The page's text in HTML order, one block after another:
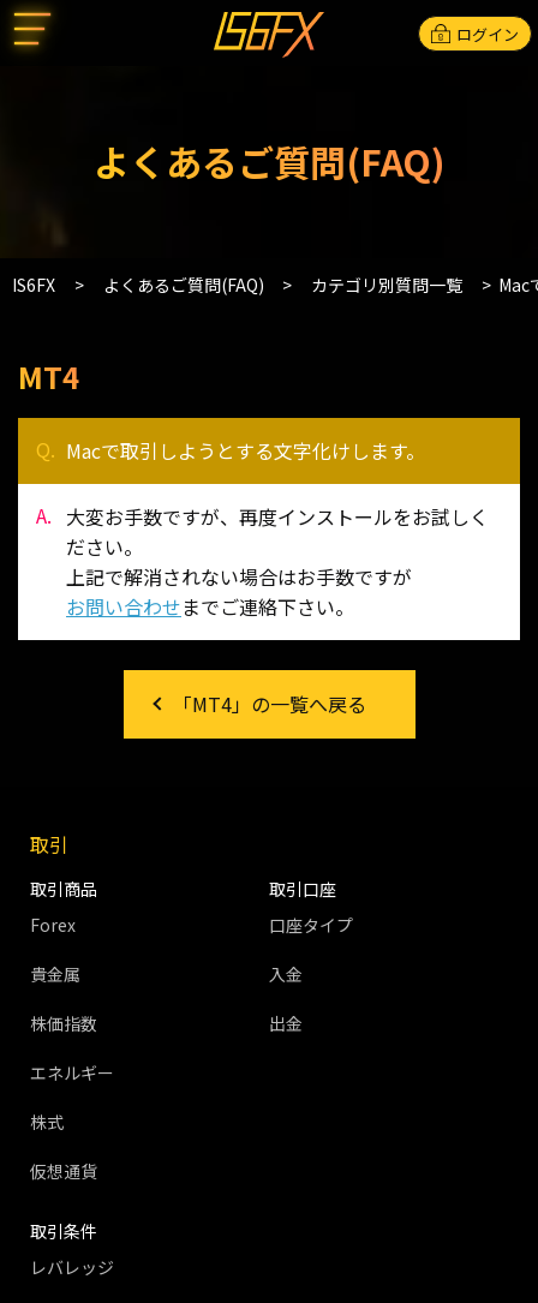
ログイン
よくあるご質問(FAQ)
IS6FX よくあるご質問(FAQ) カテゴリ別質問一覧 Mac
MT4
Macで取引しようとする文字化けします。
大変お手数ですが、再度インストールをお試しく
ださい。
上記で解消されない場合はお手数ですが
お問い合わせまでご連絡下さい。
「MT4」の一覧へ戻る
取引
取引商品
Forex
貴金属
株価指数
エネルギー
株式
仮想通貨
取引口座
口座タイプ
入金
出金
取引条件
レバレッジ